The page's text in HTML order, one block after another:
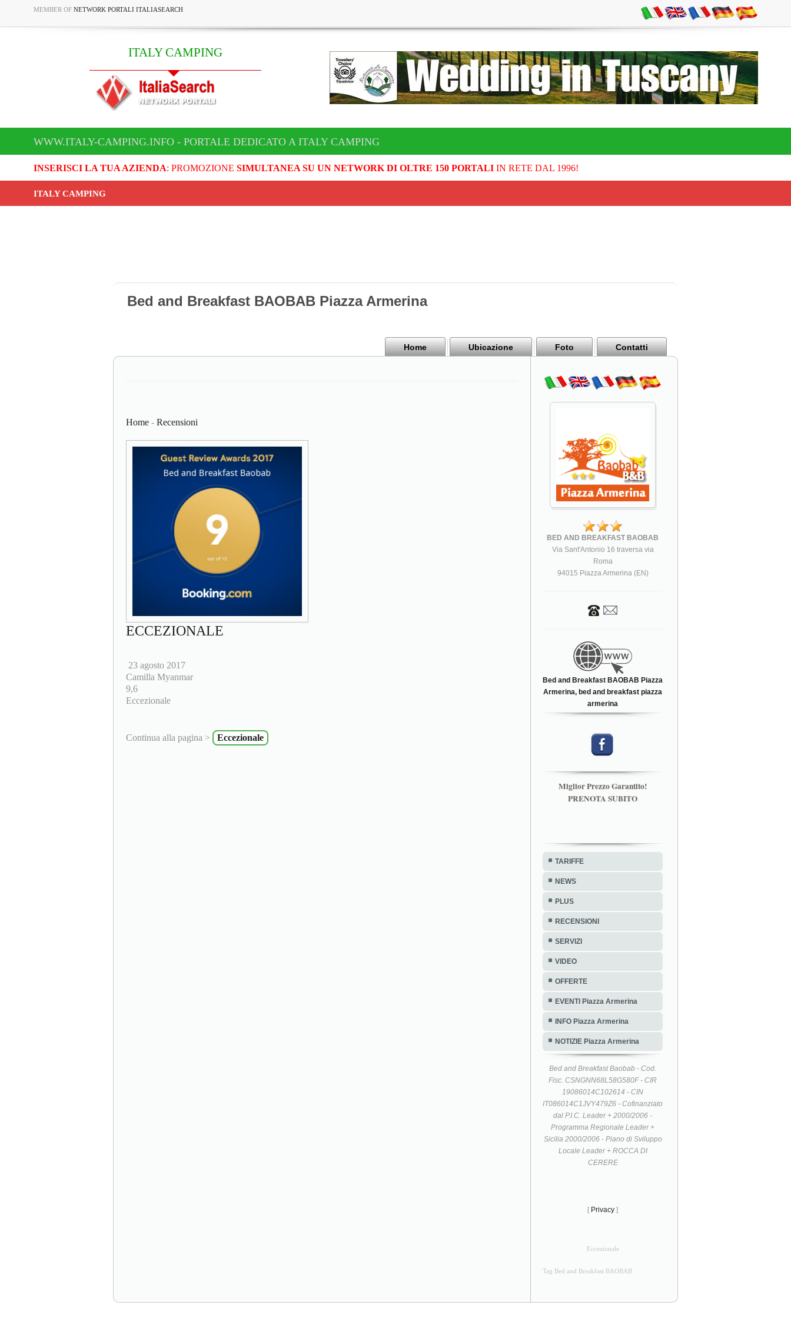
MEMBER OF NETWORK PORTALI ITALIASEARCH
ITALY CAMPING
WWW.ITALY-CAMPING.INFO - PORTALE DEDICATO A ITALY CAMPING
INSERISCI LA TUA AZIENDA: PROMOZIONE SIMULTANEA SU UN NETWORK DI OLTRE 150 PORTALIIN RETE DAL 1996!
ITALY CAMPING
Bed and Breakfast BAOBAB Piazza Armerina
Home Ubicazione Foto Contatti
Home - Recensioni
ECCEZIONALE
23 agosto 2017
Camilla Myanmar
9,6
Eccezionale
Continua alla pagina > Eccezionale
BED AND BREAKFAST BAOBAB
Via Sant'Antonio 16 traversa via
Roma
94015 Piazza Armerina (EN)
Bed and Breakfast BAOBAB Piazza
Armerina, bed and breakfast piazza
armerina
Miglior Prezzo Garantito!
PRENOTA SUBITO
TARIFFE
NEWS
PLUS
RECENSIONI
SERVIZI
VIDEO
OFFERTE
EVENTI Piazza Armerina
INFO Piazza Armerina
NOTIZIE Piazza Armerina
Bed and Breakfast Baobab - Cod.
Fisc. CSNGNN68L58G580F - CIR
19086014C102614 - CIN
IT086014C1JVY479Z6 - Cofinanziato
dal P.I.C. Leader + 2000/2006 -
Programma Regionale Leader +
Sicilia 2000/2006 - Piano di Sviluppo
Locale Leader + ROCCA DI
CERERE
[ Privacy ]
Eccezionale
Tag Bed and Breakfast BAOBAB